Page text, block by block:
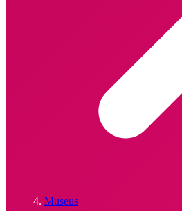
Museus